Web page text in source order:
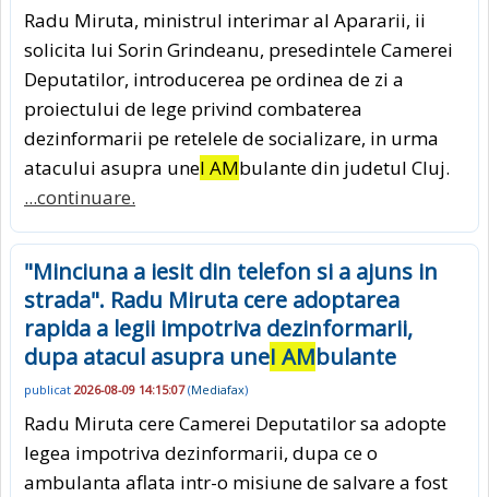
Radu Miruta, ministrul interimar al Apararii, ii
solicita lui Sorin Grindeanu, presedintele Camerei
Deputatilor, introducerea pe ordinea de zi a
proiectului de lege privind combaterea
dezinformarii pe retelele de socializare, in urma
atacului asupra uneI AMbulante din judetul Cluj.
...continuare.
"Minciuna a iesit din telefon si a ajuns in
strada". Radu Miruta cere adoptarea
rapida a legii impotriva dezinformarii,
dupa atacul asupra uneI AMbulante
publicat 2026-08-09 14:15:07(Mediafax)
Radu Miruta cere Camerei Deputatilor sa adopte
legea impotriva dezinformarii, dupa ce o
ambulanta aflata intr-o misiune de salvare a fost